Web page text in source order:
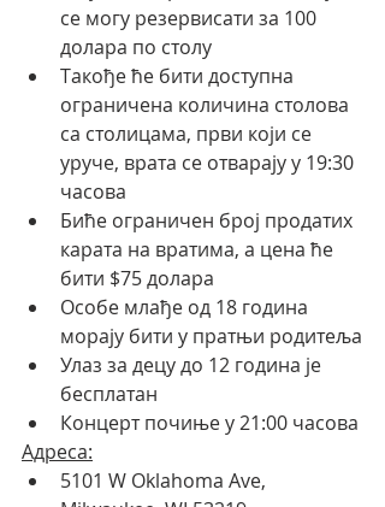
се могу резервисати за 100
долара по столу
Такође ће бити доступна
ограничена количина столова
са столицама, први који се
уруче, врата се отварају у 19:30
часова
Биће ограничен број продатих
карата на вратима, а цена ће
бити $75 долара
Особе млађе од 18 година
морају бити у пратњи родитеља
Улаз за децу до 12 година је
бесплатан
Концерт почиње у 21:00 часова
Адреса:
5101 W Oklahoma Ave,